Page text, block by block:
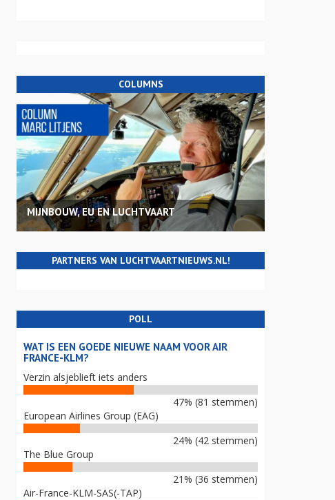
COLUMNS
MIJNBOUW, EU EN LUCHTVAART
PARTNERS VAN LUCHTVAARTNIEUWS.NL!
POLL
WAT IS EEN GOEDE NIEUWE NAAM VOOR AIR
FRANCE-KLM?
Verzin alsjeblieft iets anders
47% (81 stemmen)
European Airlines Group (EAG)
24% (42 stemmen)
The Blue Group
21% (36 stemmen)
Air-France-KLM-SAS(-TAP)